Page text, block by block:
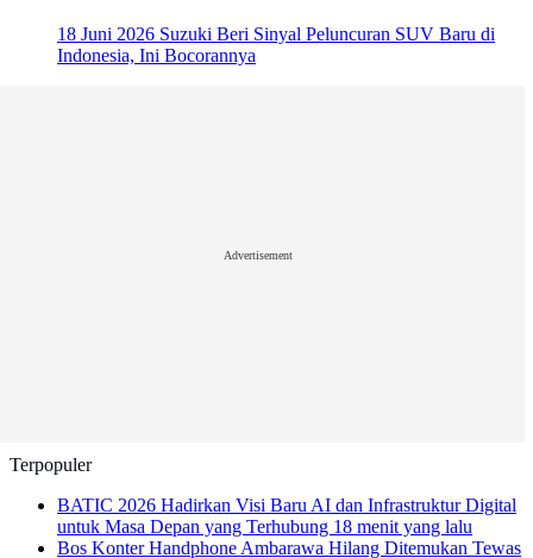
18 Juni 2026 Suzuki Beri Sinyal Peluncuran SUV Baru di
Indonesia, Ini Bocorannya
Advertisement
Terpopuler
BATIC 2026 Hadirkan Visi Baru AI dan Infrastruktur Digital
untuk Masa Depan yang Terhubung 18 menit yang lalu
Bos Konter Handphone Ambarawa Hilang Ditemukan Tewas